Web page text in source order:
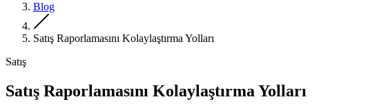
Blog
Satış Raporlamasını Kolaylaştırma Yolları
Satış
Satış Raporlamasını Kolaylaştırma Yolları